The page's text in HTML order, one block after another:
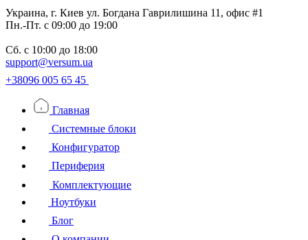
Украина, г. Киев ул. Богдана Гаврилишина 11, офис #1
Пн.-Пт. с 09:00 до 19:00
Сб. с 10:00 до 18:00
support@versum.ua
+38096 005 65 45
Главная
Системные блоки
Конфигуратор
Периферия
Комплектующие
Ноутбуки
Блог